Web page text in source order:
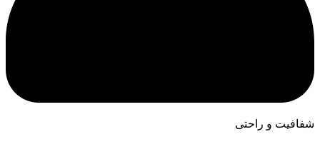
شفافیت و راحتی